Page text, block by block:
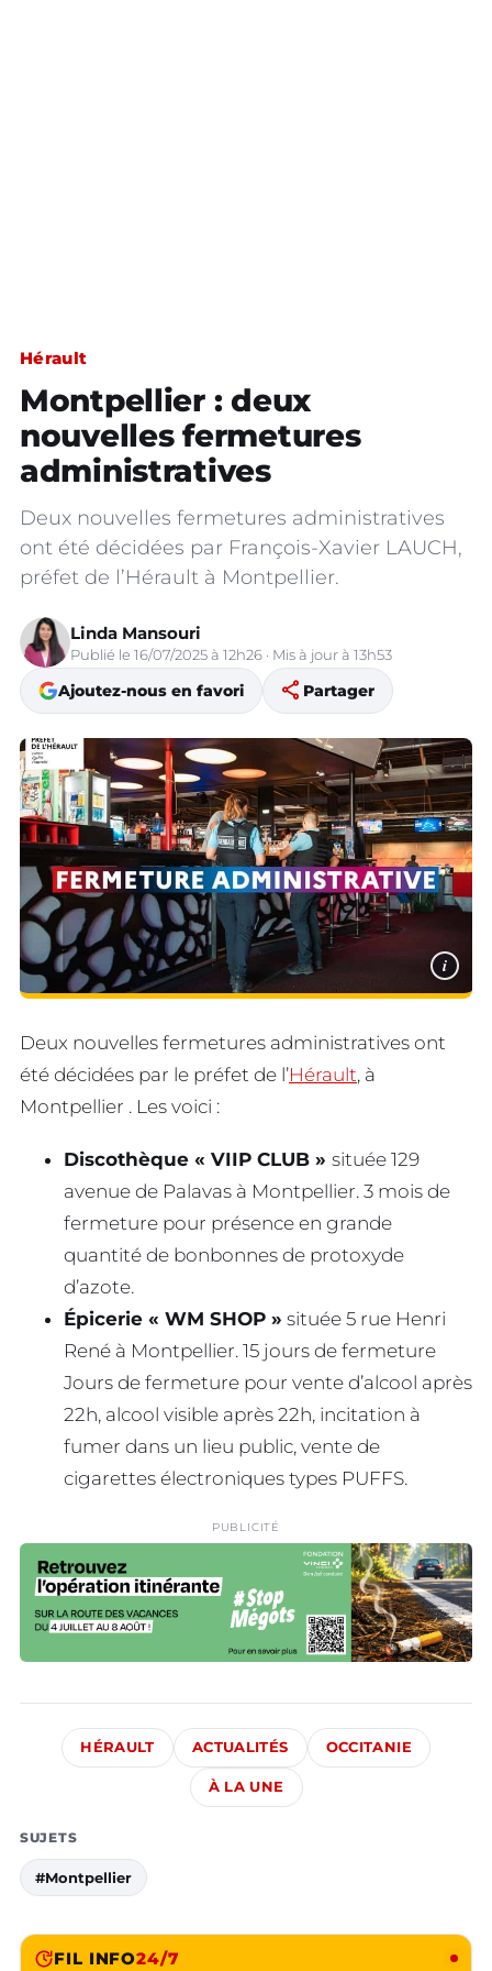
Hérault
Montpellier : deux
nouvelles fermetures
administratives
Deux nouvelles fermetures administratives
ont été décidées par François-Xavier LAUCH,
préfet de l’Hérault à Montpellier.
Linda Mansouri
Publié le 16/07/2025 à 12h26 · Mis à jour à 13h53
Ajoutez-nous en favori share Partager
i
Deux nouvelles fermetures administratives ont
été décidées par le préfet de l’Hérault, à
Montpellier . Les voici :
Discothèque « VIIP CLUB » située 129
avenue de Palavas à Montpellier. 3 mois de
fermeture pour présence en grande
quantité de bonbonnes de protoxyde
d’azote.
Épicerie « WM SHOP » située 5 rue Henri
René à Montpellier. 15 jours de fermeture
Jours de fermeture pour vente d’alcool après
22h, alcool visible après 22h, incitation à
fumer dans un lieu public, vente de
cigarettes électroniques types PUFFS.
PUBLICITÉ
HÉRAULT ACTUALITÉS OCCITANIE
À LA UNE
SUJETS
#Montpellier
FIL INFO24/7